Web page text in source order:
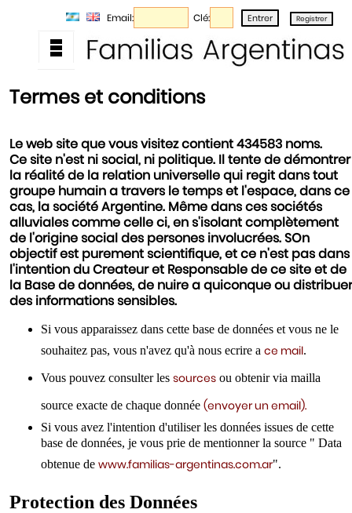
Email: Clé:
Termes et conditions
Le web site que vous visitez contient 434583 noms.
Ce site n'est ni social, ni politique. Il tente de démontrer
la réalité de la relation universelle qui regit dans tout
groupe humain a travers le temps et l'espace, dans ce
cas, la société Argentine. Même dans ces sociétés
alluviales comme celle ci, en s'isolant complètement
de l'origine social des persones involucrées. SOn
objectif est purement scientifique, et ce n'est pas dans
l'intention du Createur et Responsable de ce site et de
la Base de données, de nuire a quiconque ou distribuer
des informations sensibles.
Si vous apparaissez dans cette base de données et vous ne le
souhaitez pas, vous n'avez qu'à nous ecrire a ce mail.
Vous pouvez consulter les sources ou obtenir via mailla
source exacte de chaque donnée (envoyer un email).
Si vous avez l'intention d'utiliser les données issues de cette
base de données, je vous prie de mentionner la source " Data
obtenue de www.familias-argentinas.com.ar".
Protection des Données